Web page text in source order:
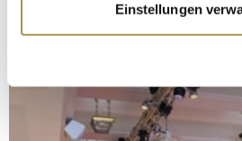
Informationen über Ihre
erfassen, welche bis auf
bestimmten Merkmalen
Erfahren Sie mehr darüber, wie
Einstellungen